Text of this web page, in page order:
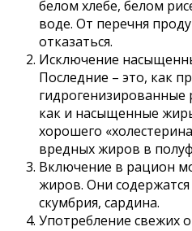
белом хлебе, белом
воде. От перечня
отказаться.
Исключение
Последние – это, как
гидрогенизированные
как и насыщенные
хорошего
вредных жиров в
Включение в рацион
жиров. Они содержатся
скумбрия, сардина.
Употребление свежих